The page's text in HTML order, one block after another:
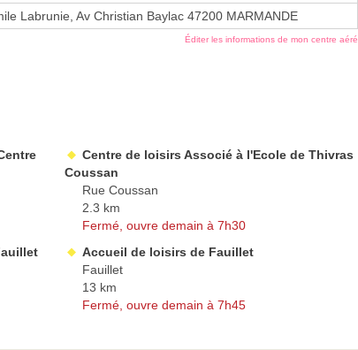
Labrunie, Av Christian Baylac 47200 MARMANDE
Éditer les informations de mon centre aéré
Centre de loisirs Associé à l'Ecole de Thivras
Coussan
Rue Coussan
2.3 km
Fermé, ouvre demain à 7h30
Accueil de loisirs de Fauillet
Fauillet
13 km
Fermé, ouvre demain à 7h45